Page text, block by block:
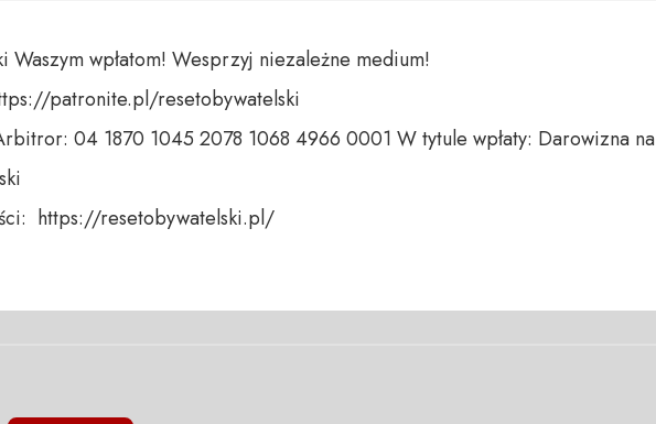
wpłatom! Wesprzyj niezależne medium!
patronite.pl/resetobywatelski
04 1870 1045 2078 1068 4966 0001 W tytule wpłaty: Darowizna na
https://resetobywatelski.pl/